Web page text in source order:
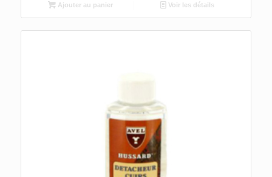
Ajouter au panier Voir les détails